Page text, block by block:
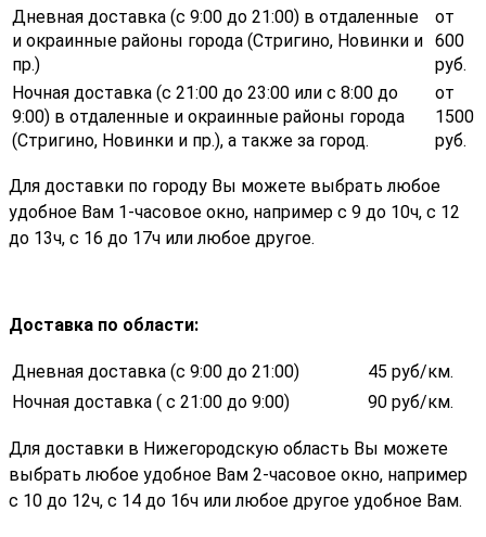
Дневная доставка (с 9:00 до 21:00) в отдаленные
и окраинные районы города (Стригино, Новинки и
пр.)
от
600
руб.
Ночная доставка (с 21:00 до 23:00 или с 8:00 до
9:00) в отдаленные и окраинные районы города
(Стригино, Новинки и пр.), а также за город.
от
1500
руб.
Для доставки по городу Вы можете выбрать любое
удобное Вам 1-часовое окно, например с 9 до 10ч, с 12
до 13ч, с 16 до 17ч или любое другое.
Доставка по области:
Дневная доставка (с 9:00 до 21:00)
45 руб/км.
Ночная доставка ( с 21:00 до 9:00)
90 руб/км.
Для доставки в Нижегородскую область Вы можете
выбрать любое удобное Вам 2-часовое окно, например
с 10 до 12ч, с 14 до 16ч или любое другое удобное Вам.